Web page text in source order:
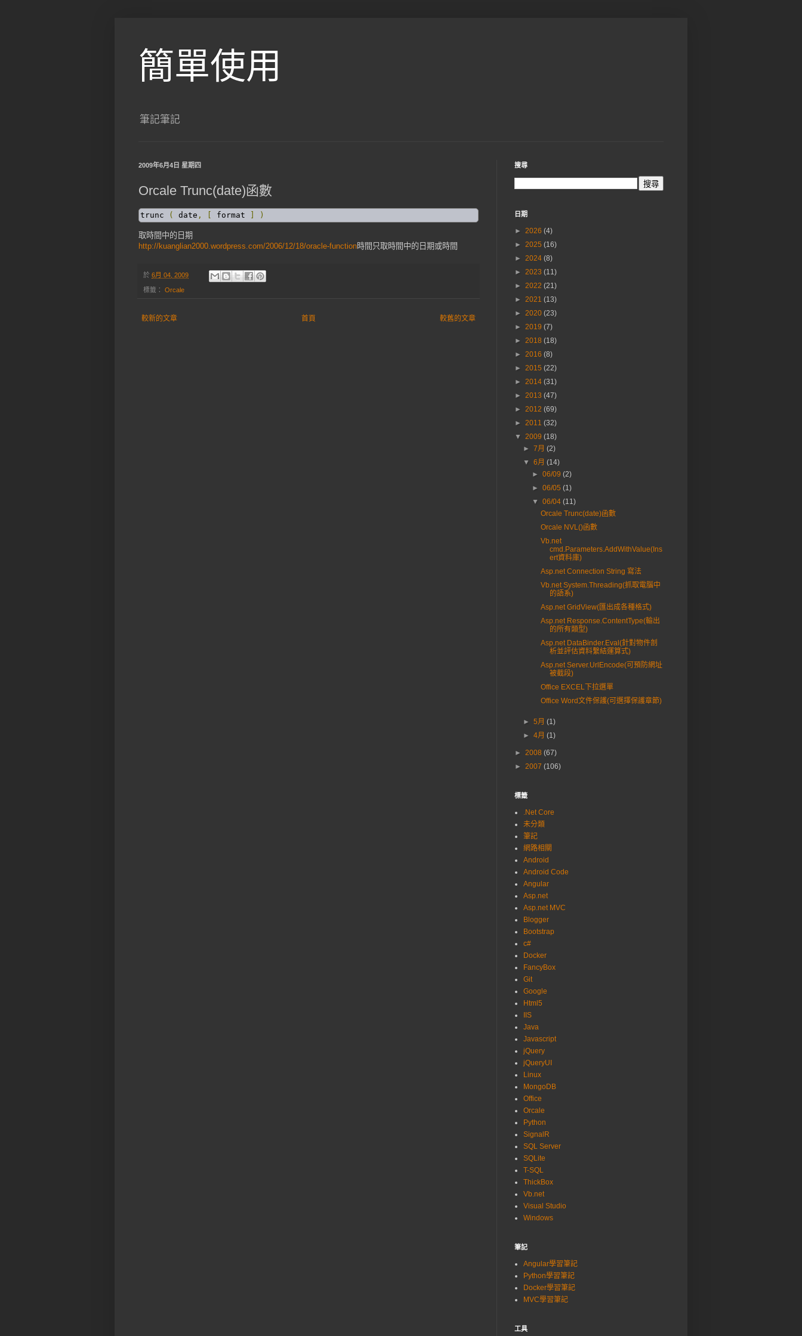
簡單使用
筆記筆記
2009年6月4日 星期四
Orcale Trunc(date)函數
trunc ( date , format )
取時間中的日期
http://kuanglian2000.wordpress.com/2006/12/18/oracle-function時間只取時間中的日期或時間
於 6月 04, 2009
標籤： Orcale
較新的文章 較舊的文章
首頁
搜尋
日期
► 2026 (4)
► 2025 (16)
► 2024 (8)
► 2023 (11)
► 2022 (21)
► 2021 (13)
► 2020 (23)
► 2019 (7)
► 2018 (18)
► 2016 (8)
► 2015 (22)
► 2014 (31)
► 2013 (47)
► 2012 (69)
► 2011 (32)
▼ 2009 (18)
►7月(2)
▼6月(14)
► 06/09 (2)
► 06/05 (1)
▼ 06/04 (11)
Orcale Trunc(date)函數
Orcale NVL()函數
Vb.net
cmd.Parameters.AddWithValue(Ins
ert資料庫)
Asp.net Connection String 寫法
Vb.net System.Threading(抓取電腦中
的語系)
Asp.net GridView(匯出成各種格式)
Asp.net Response.ContentType(輸出
的所有類型)
Asp.net DataBinder.Eval(針對物件剖
析並評估資料繫結運算式)
Asp.net Server.UrlEncode(可預防網址
被截段)
Office EXCEL下拉選單
Office Word文件保護(可選擇保護章節)
►5月(1)
►4月(1)
► 2008 (67)
► 2007 (106)
標籤
.Net Core
未分類
筆記
網路相關
Android
Android Code
Angular
Asp.net
Asp.net MVC
Blogger
Bootstrap
c#
Docker
FancyBox
Git
Google
Html5
IIS
Java
Javascript
jQuery
jQueryUI
Linux
MongoDB
Office
Orcale
Python
SignalR
SQL Server
SQLite
T-SQL
ThickBox
Vb.net
Visual Studio
Windows
筆記
Angular學習筆記
Python學習筆記
Docker學習筆記
MVC學習筆記
工具